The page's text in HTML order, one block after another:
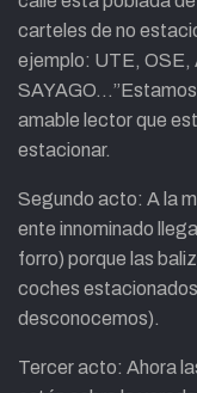
carteles de no
ejemplo: UTE,
amable lector que
estacionar.
Segundo acto: A la
ente innominado
forro) porque las
coches
desconocemos).
Tercer acto: Ahora